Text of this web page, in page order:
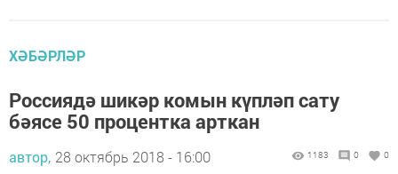
ХӘБӘРЛӘР
Россиядә шикәр комын күпләп сату
бәясе 50 процентка арткан
автор, 28 октябрь 2018 - 16:00 1183 0 0